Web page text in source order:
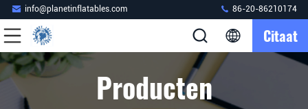
info@planetinflatables.com 86-20-86210174
Citaat
Producten